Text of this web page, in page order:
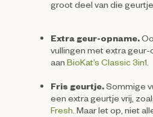
groot deel van die
Extra geur-opname.
vullingen met extra geur-
aan BioKat’s Classic 3in1
Fris geurtje.Sommige
een extra geurtje vrij,
Fresh . Maar let op, niet